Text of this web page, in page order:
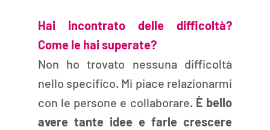
Hai incontrato delle difficoltà?
Come le hai superate?
Non ho trovato nessuna difficoltà
nello specifico. Mi piace relazionarmi
con le persone e collaborare. È bello
avere tante idee e farle crescere